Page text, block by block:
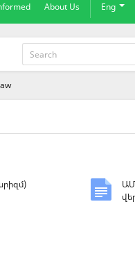
About Us Eng